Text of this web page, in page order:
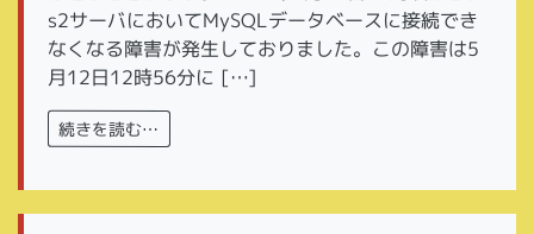
s2サーバにおいてMySQLデータベースに接続でき
なくなる障害が発生しておりました。この障害は5
月12日12時56分に […]
続きを読む…